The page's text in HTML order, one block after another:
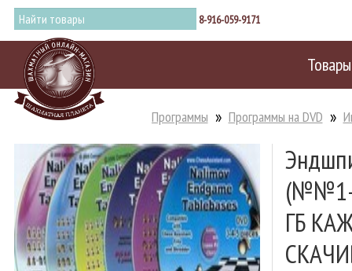
8-916-059-9171
Товары
Программы Программы на DVD
(№№1-
ГБ